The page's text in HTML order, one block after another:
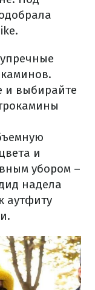
и выбирайте
и
убором –
надела
аутфиту